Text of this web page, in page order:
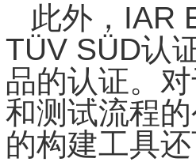
此外，IAR
TÜV SÜD认
品的认证。
和测试流程
的构建工具